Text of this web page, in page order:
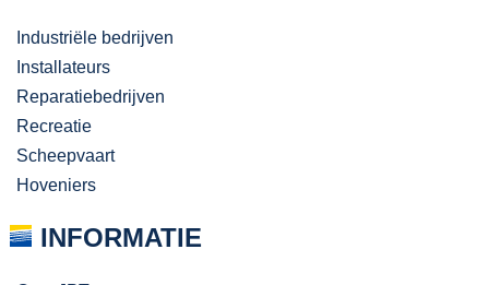
Industriële bedrijven
Installateurs
Reparatiebedrijven
Recreatie
Scheepvaart
Hoveniers
INFORMATIE